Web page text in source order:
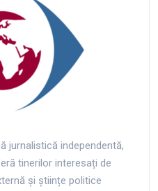
jurnalistică independentă,
tinerilor interesați de
și științe politice